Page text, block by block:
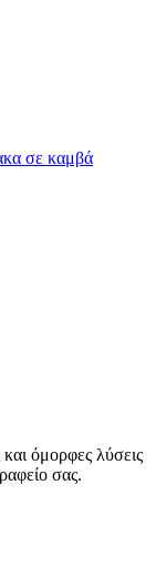
σε καμβά
όμορφες λύσεις
σας.